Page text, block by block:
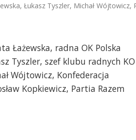
Łukasz Tyszler, Michał
Łażewska, radna OK Polska
Tyszler, szef klubu radnych KO
Wójtowicz, Konfederacja
Kopkiewicz, Partia Razem